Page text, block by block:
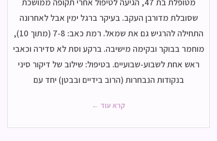
שסובלת מדורבן העקב. בעיקר ברגל ימין אבל לאחרונה
התחילה להרגיש גם את שמאל. רמת כאב: 7-8 (מתוך 10),
מוחמר בבוקר ובקימה מישיבה. ברקע וסת לא סדירה וכאבי
ראש אחת לשבוע-שבועיים. בטיפול: שילוב של דיקור סיני
בנקודות הנבחרות (הרוב בידיים ובבטן) יחד עם
קרא עוד ←